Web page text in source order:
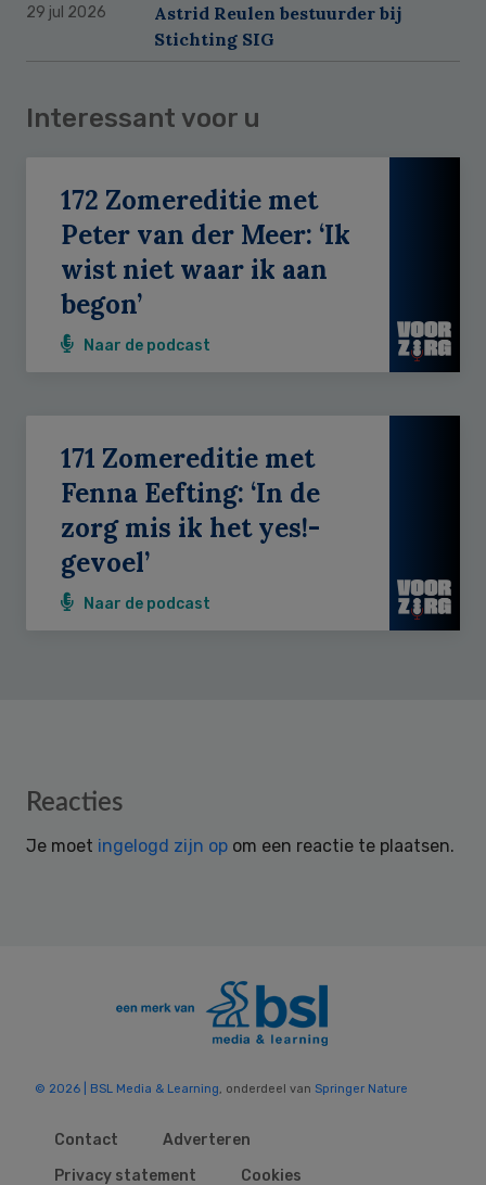
29 jul 2026
Astrid Reulen bestuurder bij
Stichting SIG
Interessant voor u
172 Zomereditie met
Peter van der Meer: ‘Ik
wist niet waar ik aan
begon’
Naar de podcast
171 Zomereditie met
Fenna Eefting: ‘In de
zorg mis ik het yes!-
gevoel’
Naar de podcast
Reader
Reacties
Je moet ingelogd zijn op om een reactie te plaatsen.
© 2026 | BSL Media & Learning, onderdeel van Springer Nature
Contact
Adverteren
Privacy statement
Cookies